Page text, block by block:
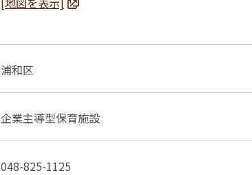
浦和区
企業主導型保育施設
048-825-1125